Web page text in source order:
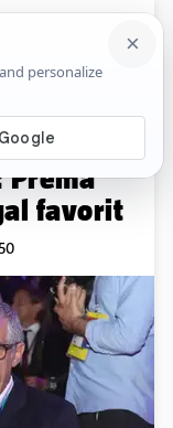
Komentari
imat
Prema
favorit